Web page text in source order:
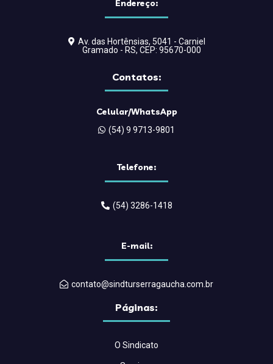
Endereço:
Av. das Hortênsias, 5041 - Carniel
Gramado - RS, CEP: 95670-000
Contatos:
Celular/WhatsApp
(54) 9 9713-9801
Telefone:
(54) 3286-1418
E-mail:
contato@sindturserragaucha.com.br
Páginas:
O Sindicato